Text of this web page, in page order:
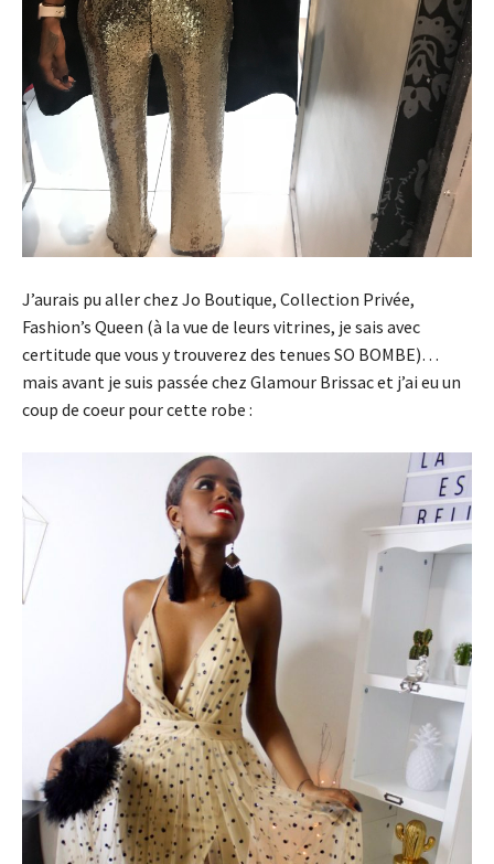
J’aurais pu aller chez Jo Boutique, Collection Privée,
Fashion’s Queen (à la vue de leurs vitrines, je sais avec
certitude que vous y trouverez des tenues SO BOMBE)…
mais avant je suis passée chez Glamour Brissac et j’ai eu un
coup de coeur pour cette robe :